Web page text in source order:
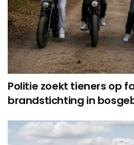
Politie zoekt tieners op
brandstichting in